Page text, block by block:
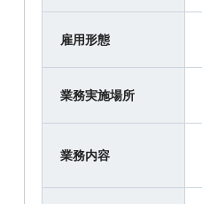
雇用形態
業務実施場所
業務内容